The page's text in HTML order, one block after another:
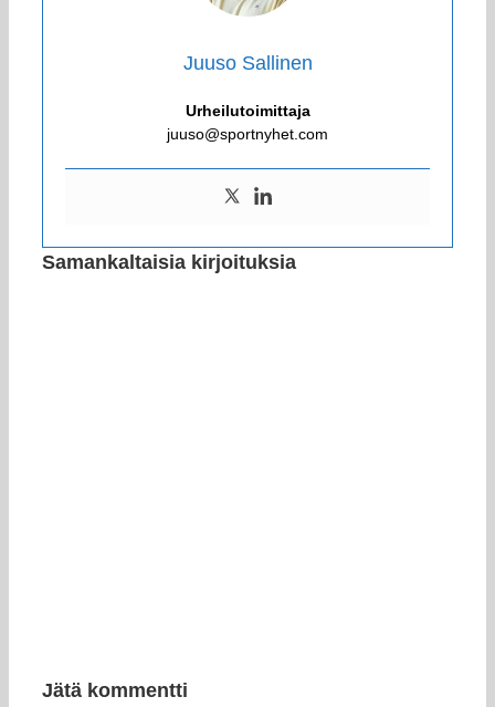
Juuso Sallinen
Urheilutoimittaja
juuso@sportnyhet.com
Samankaltaisia kirjoituksia
Jätä kommentti